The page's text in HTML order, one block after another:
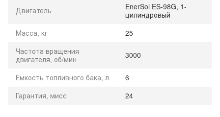
Двигатель
EnerSol ES-98G, 1-
цилиндровый
Масса, кг
25
Частота вращения
двигателя, об/мин
3000
Емкость топливного бака, л
6
Гарантия, мисс
24